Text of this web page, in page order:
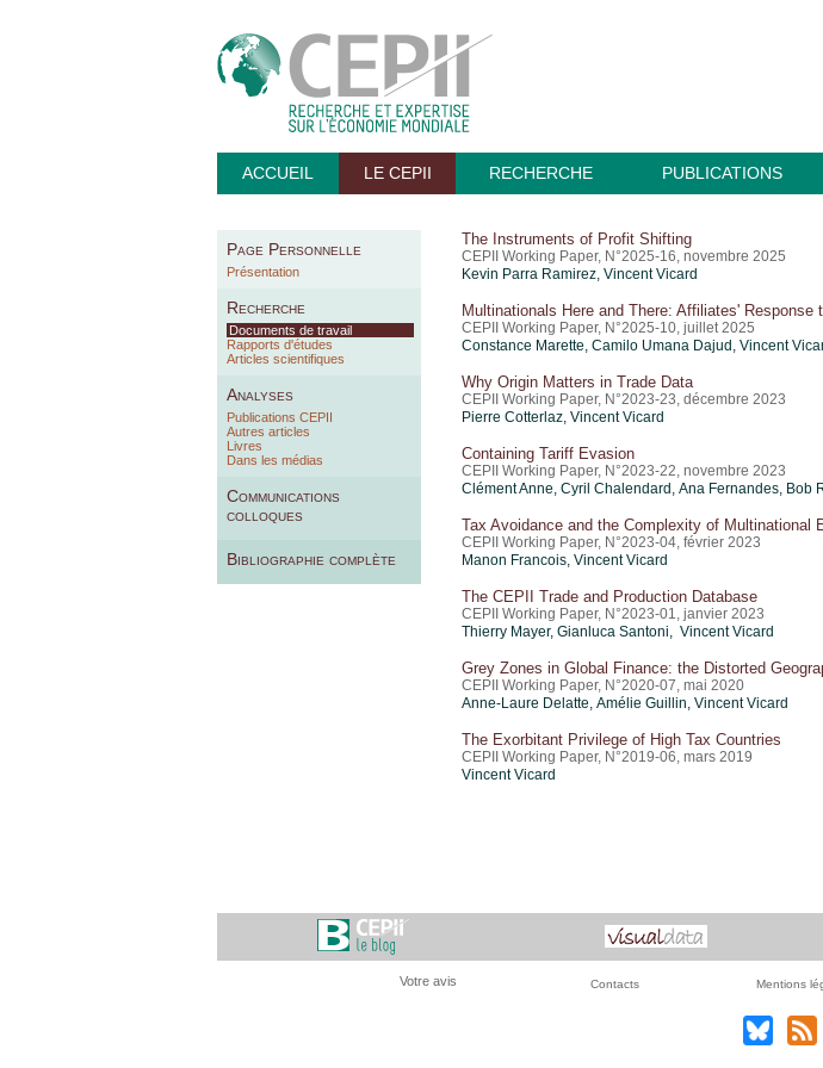
ACCUEIL LE CEPII RECHERCHE PUBLICATIONS
Page Personnelle
Présentation
Recherche
Documents de travail
Rapports d'études
Articles scientifiques
Analyses
Publications CEPII
Autres articles
Livres
Dans les médias
Communications
colloques
Bibliographie complète
The Instruments of Profit Shifting
CEPII Working Paper, N°2025-16, novembre 2025
Kevin Parra Ramirez, Vincent Vicard
Multinationals Here and There: Affiliates' Response
CEPII Working Paper, N°2025-10, juillet 2025
Constance Marette, Camilo Umana Dajud , Vincent
Why Origin Matters in Trade Data
CEPII Working Paper, N°2023-23, décembre 2023
Pierre Cotterlaz, Vincent Vicard
Containing Tariff Evasion
CEPII Working Paper, N°2023-22, novembre 2023
Clément Anne, Cyril Chalendard, Ana Fernandes, Bob
Tax Avoidance and the Complexity of Multinational
CEPII Working Paper, N°2023-04, février 2023
Manon Francois, Vincent Vicard
The CEPII Trade and Production Database
CEPII Working Paper, N°2023-01, janvier 2023
Thierry Mayer, Gianluca Santoni, Vincent Vicard
Grey Zones in Global Finance: the Distorted
CEPII Working Paper, N°2020-07, mai 2020
Anne-Laure Delatte, Amélie Guillin, Vincent Vicard
The Exorbitant Privilege of High Tax Countries
CEPII Working Paper, N°2019-06, mars 2019
Vincent Vicard
Votre avis Contacts Mentions